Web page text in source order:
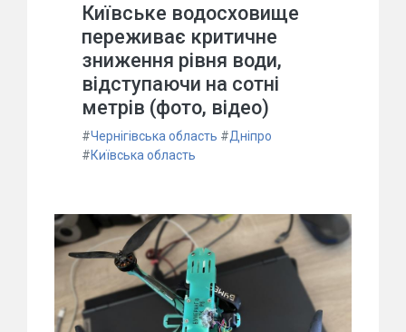
Київське водосховище
переживає критичне
зниження рівня води,
відступаючи на сотні
метрів (фото, відео)
#Чернігівська область #Дніпро
#Київська область